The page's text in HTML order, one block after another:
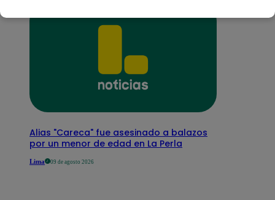
Alias "Careca" fue asesinado a balazos
por un menor de edad en La Perla
Lima 09 de agosto 2026